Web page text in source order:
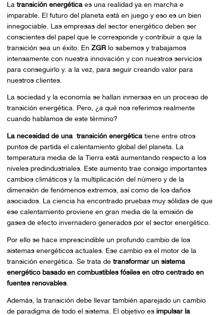
La transición energéticaes una realidad ya en marcha e
imparable. El futuro del planeta está en juego y eso es un bien
innegociable. Las empresas del sector energético deben ser
conscientes del papel que le corresponde y contribuir a que la
transición sea un éxito. En ZGRlo sabemos y trabajamos
intensamente con nuestra innovación y con nuestros servicios
para conseguirlo y. a la vez, para seguir creando valor para
nuestros clientes.
La sociedad y la economía se hallan inmersas en un proceso de
transición energética. Pero, ¿a qué nos referimos realmente
cuando hablamos de este término?
La necesidad de una transición energéticatiene entre otros
puntos de partida el calentamiento global del planeta. La
temperatura media de la Tierra está aumentando respecto a los
niveles predindustriales. Este aumento trae consigo importantes
cambios climáticos y la multiplicación del número y de la
dimensión de fenómenos extremos, así como de los daños
asociados. La ciencia ha encontrado pruebas muy sólidas de que
ese calentamiento proviene en gran media de la emisión de
gases de efecto invernadero generados por el sector energético.
Por ello se hace imprescindible un profundo cambio de los
sistemas energéticos actuales. Ese cambio es el motor de la
transición energética. Se trata de transformar un sistema
energético basado en combustibles fósiles en otro centrado en
fuentes renovables.
Además, la transición debe llevar también aparejado un cambio
de paradigma de todo el sistema. El objetivo es impulsar la